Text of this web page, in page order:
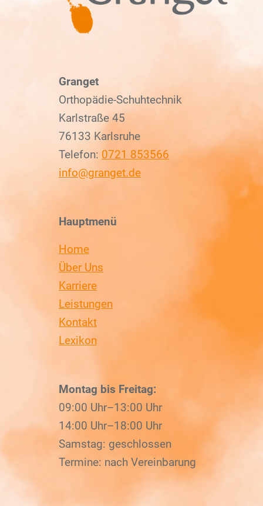
Granget
Orthopädie-Schuhtechnik
Karlstraße 45
76133 Karlsruhe
Telefon: 0721 853566
info@granget.de
Hauptmenü
Home
Über Uns
Karriere
Leistungen
Kontakt
Lexikon
Montag bis Freitag:
09:00 Uhr–13:00 Uhr
14:00 Uhr–18:00 Uhr
Samstag: geschlossen
Termine: nach Vereinbarung